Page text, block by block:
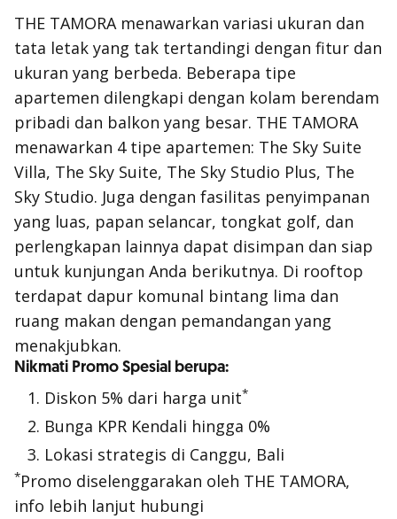
THE TAMORA menawarkan variasi ukuran dan
tata letak yang tak tertandingi dengan fitur dan
ukuran yang berbeda. Beberapa tipe
apartemen dilengkapi dengan kolam berendam
pribadi dan balkon yang besar. THE TAMORA
menawarkan 4 tipe apartemen: The Sky Suite
Villa, The Sky Suite, The Sky Studio Plus, The
Sky Studio. Juga dengan fasilitas penyimpanan
yang luas, papan selancar, tongkat golf, dan
perlengkapan lainnya dapat disimpan dan siap
untuk kunjungan Anda berikutnya. Di rooftop
terdapat dapur komunal bintang lima dan
ruang makan dengan pemandangan yang
menakjubkan.
Nikmati Promo Spesial berupa:
Diskon 5% dari harga unit*
Bunga KPR Kendali hingga 0%
Lokasi strategis di Canggu, Bali
*Promo diselenggarakan oleh THE TAMORA,
info lebih lanjut hubungi